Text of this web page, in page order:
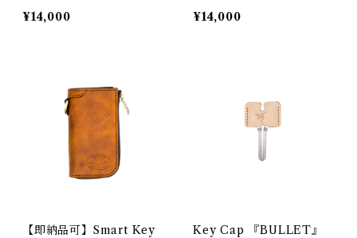
E』
¥14,000
E』
¥14,000
【即納品可】Smart Key
Key Cap 『BULLET』